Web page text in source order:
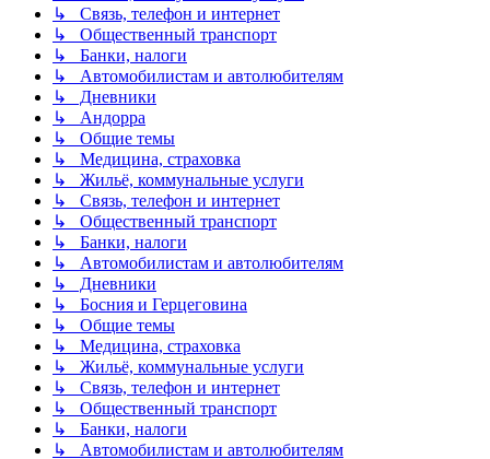
↳ Связь, телефон и интернет
↳ Общественный транспорт
↳ Банки, налоги
↳ Автомобилистам и автолюбителям
↳ Дневники
↳ Андорра
↳ Общие темы
↳ Медицина, страховка
↳ Жильё, коммунальные услуги
↳ Связь, телефон и интернет
↳ Общественный транспорт
↳ Банки, налоги
↳ Автомобилистам и автолюбителям
↳ Дневники
↳ Босния и Герцеговина
↳ Общие темы
↳ Медицина, страховка
↳ Жильё, коммунальные услуги
↳ Связь, телефон и интернет
↳ Общественный транспорт
↳ Банки, налоги
↳ Автомобилистам и автолюбителям